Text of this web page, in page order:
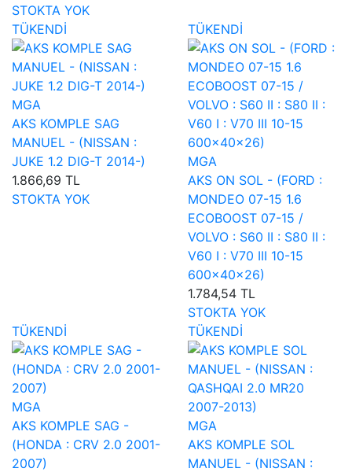
STOKTA YOK
TÜKENDİ
MGA
AKS KOMPLE SAG
MANUEL - (NISSAN :
JUKE 1.2 DIG-T 2014-)
1.866,69 TL
STOKTA YOK
TÜKENDİ
MGA
AKS ON SOL - (FORD :
MONDEO 07-15 1.6
ECOBOOST 07-15 /
VOLVO : S60 II : S80 II :
V60 I : V70 III 10-15
600×40×26)
1.784,54 TL
STOKTA YOK
TÜKENDİ
MGA
AKS KOMPLE SAG -
(HONDA : CRV 2.0 2001-
2007)
TÜKENDİ
MGA
AKS KOMPLE SOL
MANUEL - (NISSAN :